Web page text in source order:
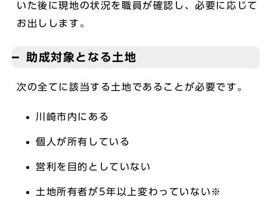
いた後に現地の状況を職員が確認し、必要に応じて
お出しします。
助成対象となる土地
次の全てに該当する土地であることが必要です。
川崎市内にある
個人が所有している
営利を目的としていない
土地所有者が5年以上変わっていない※